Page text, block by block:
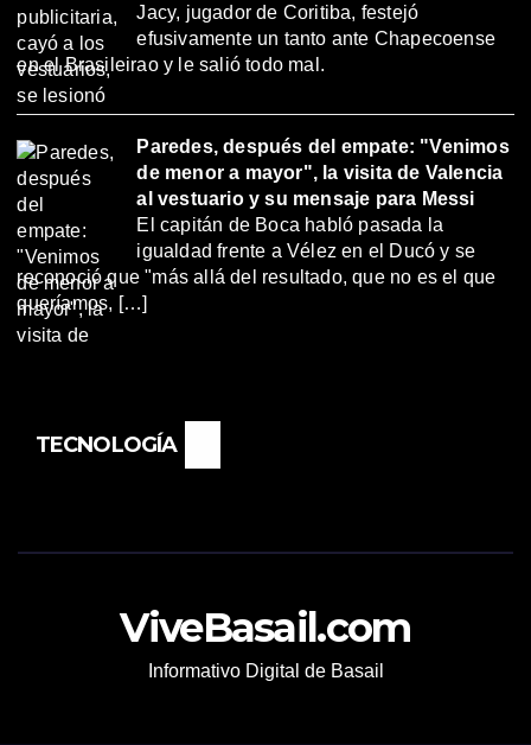
Jacy, jugador de Coritiba, festejó
efusivamente un tanto ante Chapecoense
en el Brasileirao y le salió todo mal.
Paredes, después del empate: "Venimos
de menor a mayor", la visita de Valencia
al vestuario y su mensaje para Messi
El capitán de Boca habló pasada la
igualdad frente a Vélez en el Ducó y se
reconoció que "más allá del resultado, que no es el que
queríamos, […]
TECNOLOGÍA
ViveBasail.com
Informativo Digital de Basail